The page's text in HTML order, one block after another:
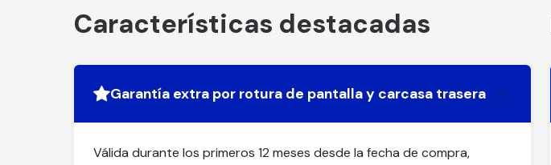
Características destacadas
Garantía extra por rotura de pantalla y carcasa trasera
Válida durante los primeros 12 meses desde la fecha de compra,